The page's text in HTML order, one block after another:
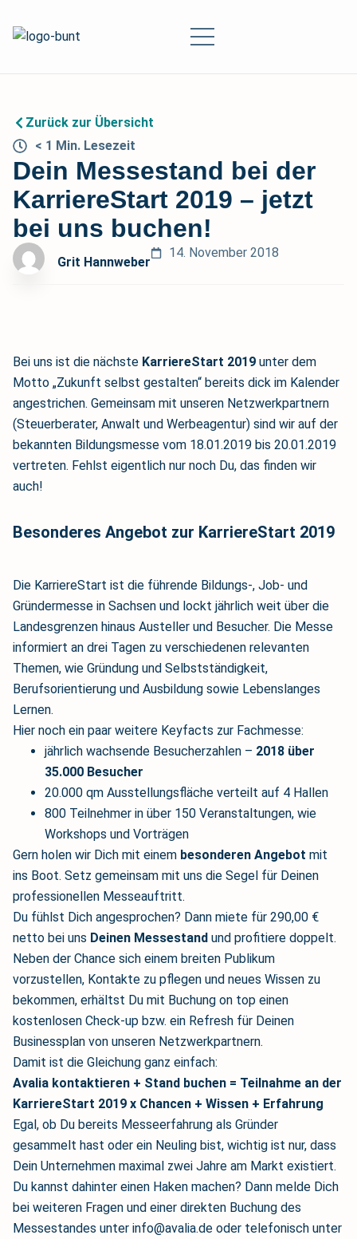
Zurück zur Übersicht
< 1 Min.Lesezeit
Dein Messestand bei der
KarriereStart 2019 – jetzt
bei uns buchen!
Grit Hannweber
14. November 2018
Bei uns ist die nächste KarriereStart 2019 unter dem
Motto „Zukunft selbst gestalten“ bereits dick im Kalender
angestrichen. Gemeinsam mit unseren Netzwerkpartnern
(Steuerberater, Anwalt und Werbeagentur) sind wir auf der
bekannten Bildungsmesse vom 18.01.2019 bis 20.01.2019
vertreten. Fehlst eigentlich nur noch Du, das finden wir
auch!
Besonderes Angebot zur KarriereStart 2019
Die KarriereStart ist die führende Bildungs-, Job- und
Gründermesse in Sachsen und lockt jährlich weit über die
Landesgrenzen hinaus Austeller und Besucher. Die Messe
informiert an drei Tagen zu verschiedenen relevanten
Themen, wie Gründung und Selbstständigkeit,
Berufsorientierung und Ausbildung sowie Lebenslanges
Lernen.
Hier noch ein paar weitere Keyfacts zur Fachmesse:
jährlich wachsende Besucherzahlen – 2018 über
35.000 Besucher
20.000 qm Ausstellungsfläche verteilt auf 4 Hallen
800 Teilnehmer in über 150 Veranstaltungen, wie
Workshops und Vorträgen
Gern holen wir Dich mit einem besonderen Angebot mit
ins Boot. Setz gemeinsam mit uns die Segel für Deinen
professionellen Messeauftritt.
Du fühlst Dich angesprochen? Dann miete für 290,00 €
netto bei uns Deinen Messestand und profitiere doppelt.
Neben der Chance sich einem breiten Publikum
vorzustellen, Kontakte zu pflegen und neues Wissen zu
bekommen, erhältst Du mit Buchung on top einen
kostenlosen Check-up bzw. ein Refresh für Deinen
Businessplan von unseren Netzwerkpartnern.
Damit ist die Gleichung ganz einfach:
Avalia kontaktieren + Stand buchen = Teilnahme an der
KarriereStart 2019 x Chancen + Wissen + Erfahrung
Egal, ob Du bereits Messeerfahrung als Gründer
gesammelt hast oder ein Neuling bist, wichtig ist nur, dass
Dein Unternehmen maximal zwei Jahre am Markt existiert.
Du kannst dahinter einen Haken machen? Dann melde Dich
bei weiteren Fragen und einer direkten Buchung des
Messestandes unter info@avalia.de oder telefonisch unter